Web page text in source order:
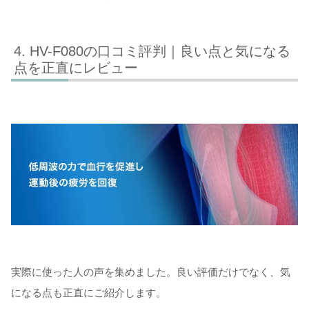
HV-F080の口コミ評判｜良い点と気になる
点を正直にレビュー
実際に使った人の声を集めました。良い評価だけでなく、気
になる点も正直にご紹介します。